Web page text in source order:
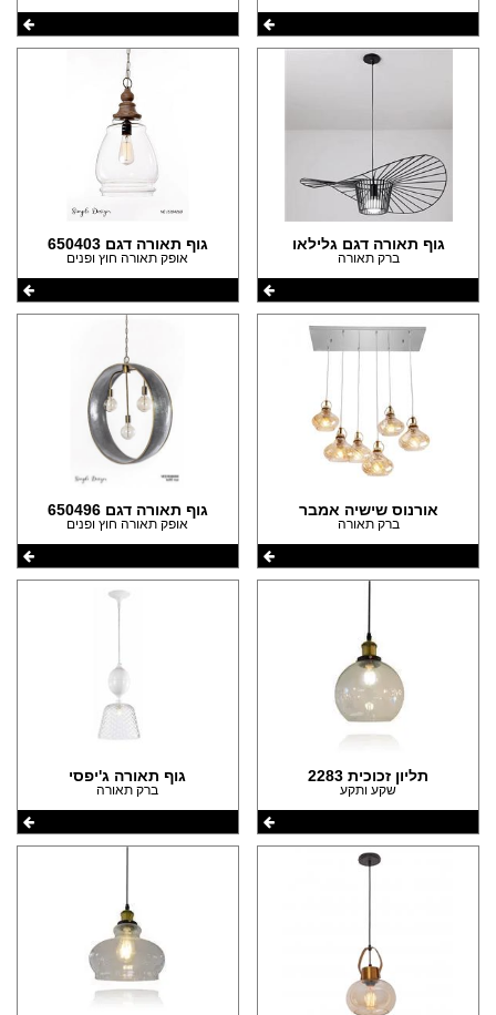
גוף תאורה דגם גלילאו
ברק תאורה
גוף תאורה דגם 650403
אופק תאורה חוץ ופנים
אורנוס שישיה אמבר
ברק תאורה
גוף תאורה דגם 650496
אופק תאורה חוץ ופנים
תליון זכוכית 2283
שקע ותקע
גוף תאורה ג'יפסי
ברק תאורה